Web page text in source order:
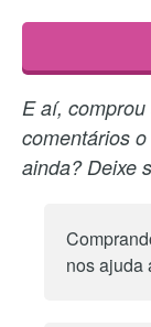
E aí,
comentários
ainda? Deixe
nos ajuda